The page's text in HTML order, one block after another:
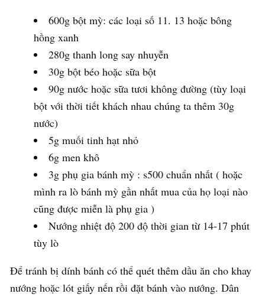
600g bột mỳ: các loại số 11. 13 hoặc bông
hồng xanh
280g thanh long say nhuyễn
30g bột béo hoặc sữa bột
90g nước hoặc sữa tươi không đường (tùy loại
bột với thời tiết khách nhau chúng ta thêm 30g
nước)
5g muối tinh hạt nhỏ
6g men khô
3g phụ gia bánh mỳ : s500 chuẩn nhất ( hoặc
mình ra lò bánh mỳ gần nhất mua của họ loại nào
cũng được miễn là phụ gia )
Nướng nhiệt độ 200 độ thời gian từ 14-17 phút
tùy lò
Để tránh bị dính bánh có thể quét thêm dầu ăn cho khay
nướng hoặc lót giấy nến rồi đặt bánh vào nướng. Dân